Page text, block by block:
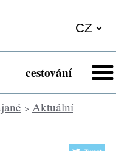
cestování
> Aktuální